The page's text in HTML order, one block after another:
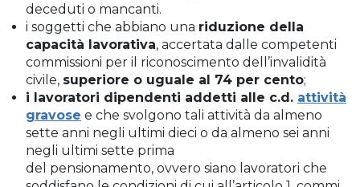
deceduti o mancanti.
i soggetti che abbiano una riduzione della
capacità lavorativa, accertata dalle competenti
commissioni per il riconoscimento dell’invalidità
civile, superiore o uguale al 74 per cento;
i lavoratori dipendenti addetti alle c.d. attività
gravose e che svolgono tali attività da almeno
sette anni negli ultimi dieci o da almeno sei anni
negli ultimi sette prima
del pensionamento, ovvero siano lavoratori che